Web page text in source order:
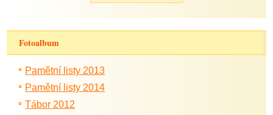
Fotoalbum
Pamětní listy 2013
Pamětní listy 2014
Tábor 2012